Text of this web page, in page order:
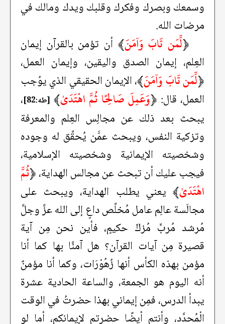
وسمعك وبصرك وفكرك وقلبك ويدك ومالك في
مرضات الله.
﴿لِّمَن تَابَ وَآمَنَ﴾ أن تؤمن بالقرآن إيمان
العِلم، إيمان الصدق واليقين، وإيمان العمل،
﴿لِّمَن تَابَ وَآمَنَ﴾، الإيمان الحقيقي الذي يوُجب
العمل، قال: ﴿وَعَمِلَ صَالِحًا ثُمَّ اهْتَدَىٰ﴾ [طه:82]
،
يبحث بعد ذلك عن مجالِس العِلم والمعرفة
وتزكية النفس، ويبحث عمَّن يُحقِّق له وجوده
وشخصيته الإيمانية وشخصيته الإسلامية،
فيجب عليك أن تبحث عن مجالس الهداية،﴿ثُمَّ
اهْتَدَىٰ﴾ يعني يطلب الهداية، ويبحث على
مجالَسة عالِم عامل مُخلِّص داعٍ إلى الله عزَّ وجلَّ
مُرشد مُربٍّ مُزكٍّ حكيمٍ، فأين نحن مِن آية
قصيرة مِن آيات القرآن؟ هل آمنَّا بها كما أنا
مؤمن بهذه الكأس أنها زُهُوْرَات، وكما أنا مؤمنٌ
أنه اليوم هو الجمعة، والساعة الحادية عشرة
يبدأ الدرس، فمِن إيماني بهذا حضرتُ في الوقت
الْمُحدَّد، وأنتم أيضًا حضرتم لإيمانكم، أما لو